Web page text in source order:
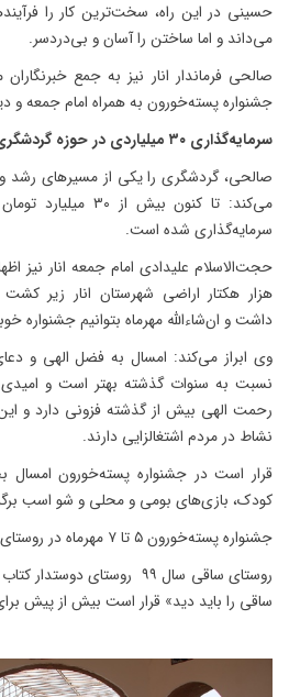
حسینی در این راه، سخت‌ترین کار را
می‌داند و اما ساختن را آسان و بی‌دردسر.
صالحی فرماندار انار نیز به جمع
جشنواره پسته‌خورون به همراه امام جمعه و
سرمایه‌گذاری ۳۰ میلیاردی در حوزه گردشگری در ساقی
صالحی، گردشگری را یکی از مسیرهای رشد
می‌کند: تا کنون بیش
سرمایه‌گذاری شده است.
هزار هکتار اراضی شهرستان انار زیر
داشت و ان‌شاءالله مهرماه بتوانیم جشنواره
وی ابراز می‌کند: امسال به فضل الهی و
نسبت به سنوات گذشته بهتر است و امیدی
رحمت الهی بیش از گذشته فزونی دارد و
نشاط در مردم اشتغالزایی دارند.
قرار است در جشنواره پسته‌خورون
کودک، بازی‌های بومی و محلی و شو اسب
جشنواره پسته‌خورون ۵ تا ۷ مهرماه در روستای ساقی برگزار می‌شود.
روستای ساقی سال ۹۹ روستای
ساقی را باید دید» قرار است بیش از پیش